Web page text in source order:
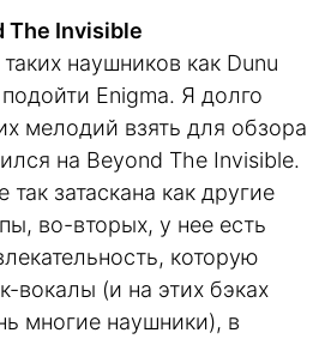
The Invisible
наушников как Dunu
Enigma. Я долго
мелодий взять для обзора
на Beyond The Invisible.
затаскана как другие
во-вторых, у нее есть
которую
вокалы (и на этих бэках
многие наушники), в